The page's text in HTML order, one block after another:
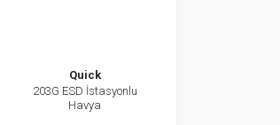
Quick
203G ESD İstasyonlu
Havya
İncele